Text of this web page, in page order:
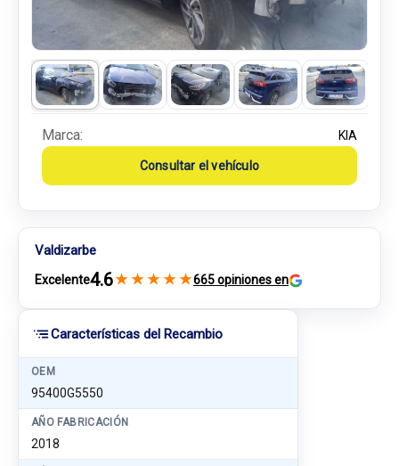
Características del Recambio
OEM
95400G5550
AÑO FABRICACIÓN
2018
Marca: KIA
Consultar el vehículo
Valdizarbe
Excelente4.6★ ★ ★ ★ ★665 opiniones en